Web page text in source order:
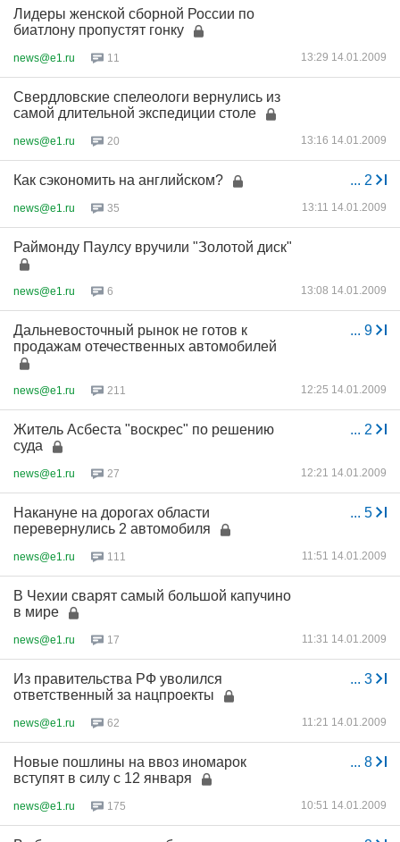
Лидеры женской сборной России по
биатлону пропустят гонку
news@e1.ru 11 13:29 14.01.2009
Свердловские спелеологи вернулись из
самой длительной экспедиции столе
news@e1.ru 20 13:16 14.01.2009
... 2
Как сэкономить на английском?
news@e1.ru 35 13:11 14.01.2009
Раймонду Паулсу вручили "Золотой диск"
news@e1.ru 6 13:08 14.01.2009
... 9
Дальневосточный рынок не готов к
продажам отечественных автомобилей
news@e1.ru 211 12:25 14.01.2009
... 2
Житель Асбеста "воскрес" по решению
суда
news@e1.ru 27 12:21 14.01.2009
... 5
Накануне на дорогах области
перевернулись 2 автомобиля
news@e1.ru 111 11:51 14.01.2009
В Чехии сварят самый большой капучино
в мире
news@e1.ru 17 11:31 14.01.2009
... 3
Из правительства РФ уволился
ответственный за нацпроекты
news@e1.ru 62 11:21 14.01.2009
... 8
Новые пошлины на ввоз иномарок
вступят в силу с 12 января
news@e1.ru 175 10:51 14.01.2009